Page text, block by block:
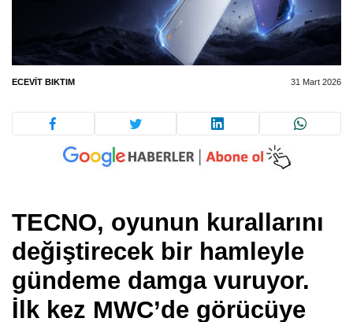
ECEVIT BIKTIM 31 Mart 2026
TECNO, oyunun kurallarını
değiştirecek bir hamleyle
gündeme damga vuruyor.
İlk kez MWC’de görücüye